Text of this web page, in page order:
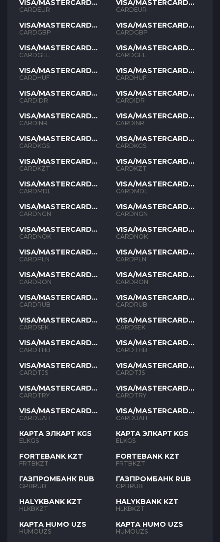
VISA/MASTERCARD
EUR
CARDEUR
VISA/MASTERCARD
GBP
CARDGBP
VISA/MASTERCARD
GEL
CARDGEL
VISA/MASTERCARD
HUF
CARDHUF
VISA/MASTERCARD
IDR
CARDIDR
VISA/MASTERCARD
INR
CARDINR
VISA/MASTERCARD
KGS
CARDKGS
VISA/MASTERCARD
KZT
CARDKZT
VISA/MASTERCARD
MDL
CARDMDL
VISA/MASTERCARD
NGN
CARDNGN
VISA/MASTERCARD
NOK
CARDNOK
VISA/MASTERCARD
PLN
CARDPLN
VISA/MASTERCARD
RON
CARDRON
VISA/MASTERCARD
RUB
CARDRUB
VISA/MASTERCARD
SEK
CARDSEK
VISA/MASTERCARD
THB
CARDTHB
VISA/MASTERCARD
TJS
CARDTJS
VISA/MASTERCARD
TYR
CARDTRY
VISA/MASTERCARD
UAH
CARDUAH
КАРТА ЭЛКАРТ KGS
ELKGS
FORTEBANK KZT
FRTBKZT
ГАЗПРОМБАНК RUB
GPBRUB
HALYKBANK KZT
HLKBKZT
КАРТА HUMO UZS
HUMOUZS
VISA/MASTERCARD
EUR
CARDEUR
VISA/MASTERCARD
GBP
CARDGBP
VISA/MASTERCARD
GEL
CARDGEL
VISA/MASTERCARD
HUF
CARDHUF
VISA/MASTERCARD
IDR
CARDIDR
VISA/MASTERCARD
INR
CARDINR
VISA/MASTERCARD
KGS
CARDKGS
VISA/MASTERCARD
KZT
CARDKZT
VISA/MASTERCARD
MDL
CARDMDL
VISA/MASTERCARD
NGN
CARDNGN
VISA/MASTERCARD
NOK
CARDNOK
VISA/MASTERCARD
PLN
CARDPLN
VISA/MASTERCARD
RON
CARDRON
VISA/MASTERCARD
RUB
CARDRUB
VISA/MASTERCARD
SEK
CARDSEK
VISA/MASTERCARD
THB
CARDTHB
VISA/MASTERCARD
TJS
CARDTJS
VISA/MASTERCARD
TYR
CARDTRY
VISA/MASTERCARD
UAH
CARDUAH
КАРТА ЭЛКАРТ KGS
ELKGS
FORTEBANK KZT
FRTBKZT
ГАЗПРОМБАНК RUB
GPBRUB
HALYKBANK KZT
HLKBKZT
КАРТА HUMO UZS
HUMOUZS